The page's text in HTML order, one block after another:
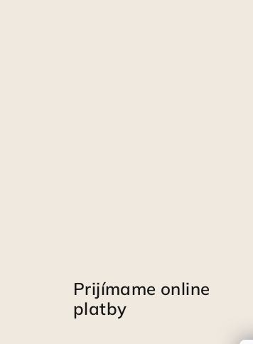
Prijímame online
platby